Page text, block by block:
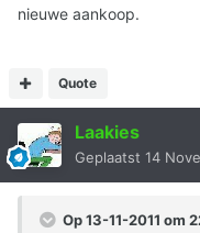
nieuwe aankoop.
Quote
Laakies
Geplaatst 14
Op 13-11-2011 om